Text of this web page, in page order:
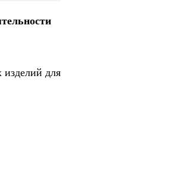
изделий для